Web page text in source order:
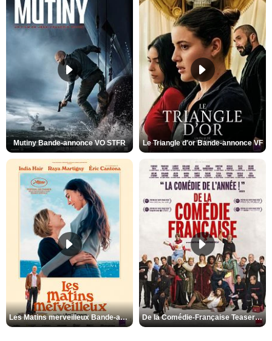
Mutiny Bande-annonce VO STFR Le Triangle d'or Bande-annonce VF
Les Matins merveilleux Bande-annonce VF De la Comédie-Française Teaser VF